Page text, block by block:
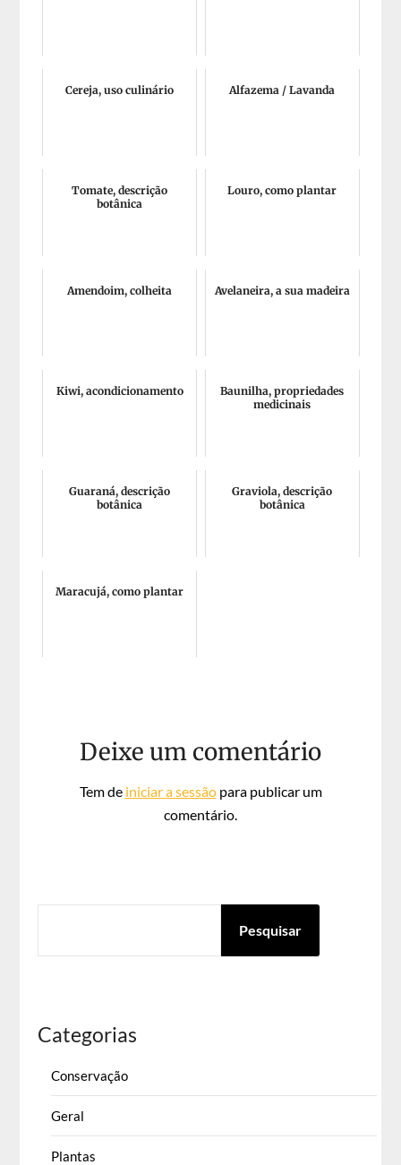
Cereja, uso culinário Alfazema / Lavanda
Tomate, descrição
botânica
Louro, como plantar
Amendoim, colheita Avelaneira, a sua madeira
Kiwi, acondicionamento
Baunilha, propriedades
medicinais
Guaraná, descrição
botânica
Graviola, descrição
botânica
Maracujá, como plantar
Deixe um comentário
Tem de iniciar a sessãopara publicar um
comentário.
Pesquisar
Categorias
Conservação
Geral
Plantas